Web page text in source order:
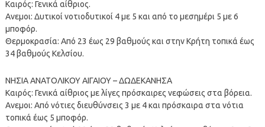
Καιρός: Γενικά αίθριος.
Ανεμοι: Δυτικοί νοτιοδυτικοί 4 με 5 και από το μεσημέρι 5 με 6
μποφόρ.
Θερμοκρασία: Από 23 έως 29 βαθμούς και στην Κρήτη τοπικά έως
34 βαθμούς Κελσίου.
ΝΗΣΙΑ ΑΝΑΤΟΛΙΚΟΥ ΑΙΓΑΙΟΥ – ΔΩΔΕΚΑΝΗΣΑ
Καιρός: Γενικά αίθριος με λίγες πρόσκαιρες νεφώσεις στα βόρεια.
Ανεμοι: Από νότιες διευθύνσεις 3 με 4 και πρόσκαιρα στα νότια
τοπικά έως 5 μποφόρ.